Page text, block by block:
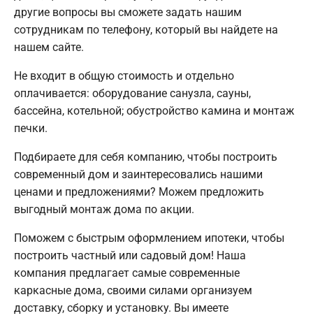
другие вопросы вы сможете задать нашим
сотрудникам по телефону, который вы найдете на
нашем сайте.
Не входит в общую стоимость и отдельно
оплачивается: оборудование санузла, сауны,
бассейна, котельной; обустройство камина и монтаж
печки.
Подбираете для себя компанию, чтобы построить
современный дом и заинтересовались нашими
ценами и предложениями? Можем предложить
выгодный монтаж дома по акции.
Поможем с быстрым оформлением ипотеки, чтобы
построить частный или садовый дом! Наша
компания предлагает самые современные
каркасные дома, своими силами организуем
доставку, сборку и установку. Вы имеете